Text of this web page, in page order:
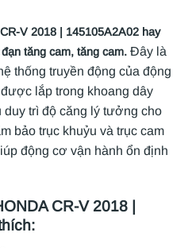
V 2018 | 145105A2A02 hay
tăng cam, tăng cam. Đây là
thống truyền động của động
lắp trong khoang dây
duy trì độ căng lý tưởng cho
bảo trục khuỷu và trục cam
động cơ vận hành ổn định
CR-V 2018 |